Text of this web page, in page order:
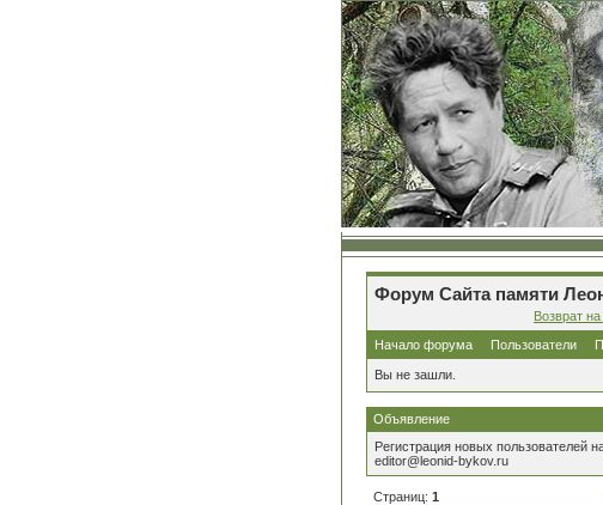
Форум Сайта памяти
Возврат
Начало форума
Пользователи
Вы не зашли.
Объявление
Регистрация новых пользователей
editor@leonid-bykov.ru
Страниц: 1